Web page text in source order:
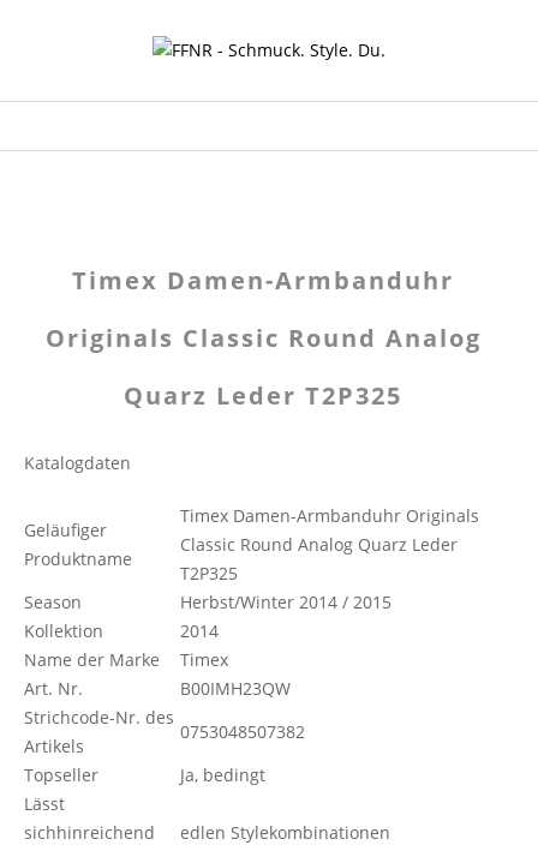
Timex Damen-Armbanduhr
Originals Classic Round Analog
Quarz Leder T2P325
Katalogdaten
Geläufiger
Produktname
Timex Damen-Armbanduhr Originals
Classic Round Analog Quarz Leder
T2P325
Season
Herbst/Winter 2014 / 2015
Kollektion
2014
Name der Marke
Timex
Art. Nr.
B00IMH23QW
Strichcode-Nr. des
Artikels
0753048507382
Topseller
Ja, bedingt
Lässt
sichhinreichend
edlen Stylekombinationen